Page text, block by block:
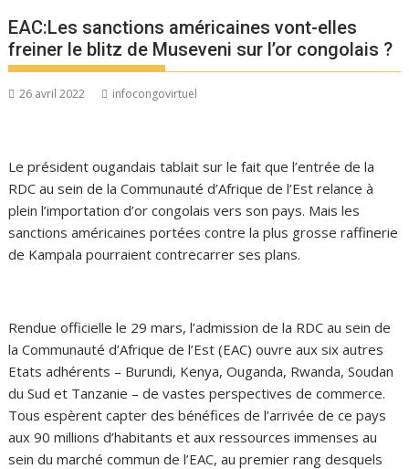
EAC:Les sanctions américaines vont-elles
freiner le blitz de Museveni sur l’or congolais ?
26 avril 2022 infocongovirtuel
Le président ougandais tablait sur le fait que l’entrée de la
RDC au sein de la Communauté d’Afrique de l’Est relance à
plein l’importation d’or congolais vers son pays. Mais les
sanctions américaines portées contre la plus grosse raffinerie
de Kampala pourraient contrecarrer ses plans.
Rendue officielle le 29 mars, l’admission de la RDC au sein de
la Communauté d’Afrique de l’Est (EAC) ouvre aux six autres
Etats adhérents – Burundi, Kenya, Ouganda, Rwanda, Soudan
du Sud et Tanzanie – de vastes perspectives de commerce.
Tous espèrent capter des bénéfices de l’arrivée de ce pays
aux 90 millions d’habitants et aux ressources immenses au
sein du marché commun de l’EAC, au premier rang desquels